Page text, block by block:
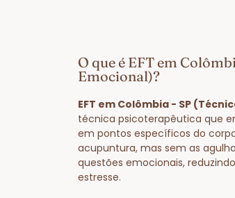
O que é EFT em
Emocional)?
EFT em Colômbia - SP
técnica psicoterapêutica que
em pontos específicos do
acupuntura, mas sem as
questões emocionais,
estresse.